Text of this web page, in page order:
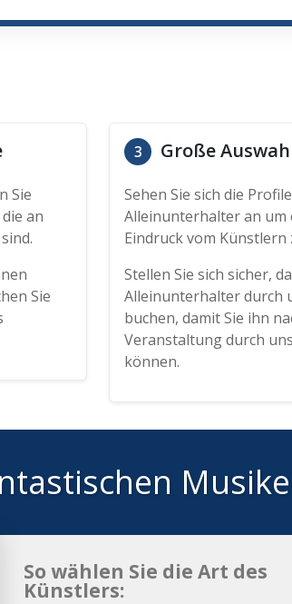
Sie
an
Sie
3 Große
Sehen Sie sich die
Alleinunterhalter an um
Eindruck vom Künstlern
Stellen Sie sich sicher,
Alleinunterhalter durch
buchen, damit Sie ihn
Veranstaltung durch
können.
So wählen Sie die Art des
Künstlers: